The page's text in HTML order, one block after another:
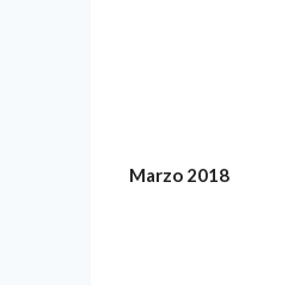
Marzo 2018